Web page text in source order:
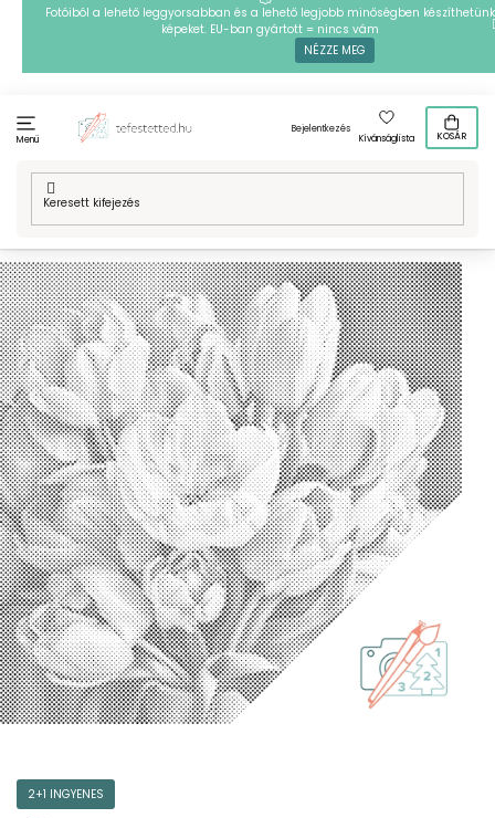
Ugrás
tartalomhoz
Fotóiból a lehető leggyorsabban és a lehető legjobb minőségben készíthetünk
képeket. EU-ban gyártott = nincs vám
NÉZZE MEG
Menü
Bejelentkezés
Kívánságlista
KOSÁR
Kezdőlap
/ Technikák / PontPöttyöző / Mintafestményeink /
Virágok / Díszvirágok
tulipáncsokor
2+1 INGYENES